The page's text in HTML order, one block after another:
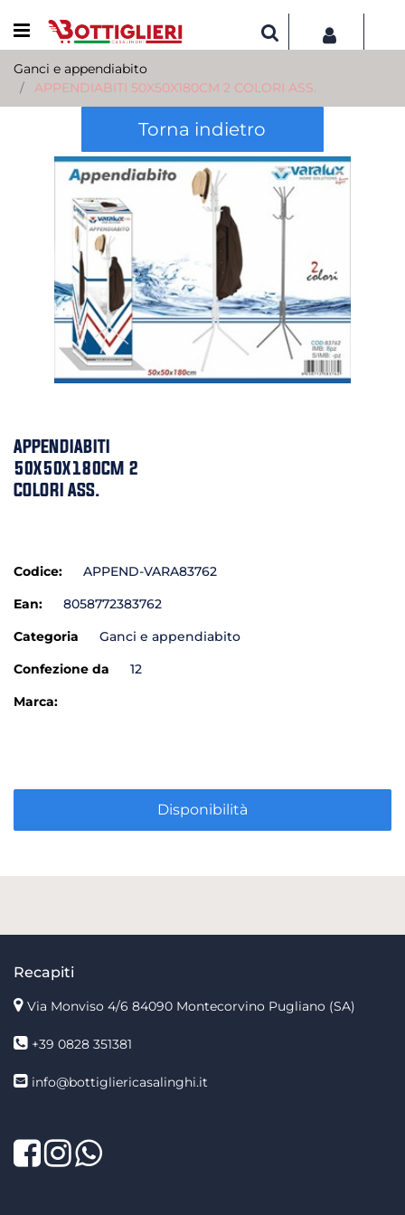
Open menu
Ganci e appendiabito
APPENDIABITI 50X50X180CM 2 COLORI ASS.
Torna indietro
APPENDIABITI
50X50X180CM 2
COLORI ASS.
Codice:
APPEND-VARA83762
Ean:
8058772383762
Categoria
Ganci e appendiabito
Confezione da
12
Marca:
Disponibilità
Recapiti
Via Monviso 4/6 84090 Montecorvino Pugliano (SA)
+39 0828 351381
info@bottigliericasalinghi.it
Facebook
TwitterLinkedIn